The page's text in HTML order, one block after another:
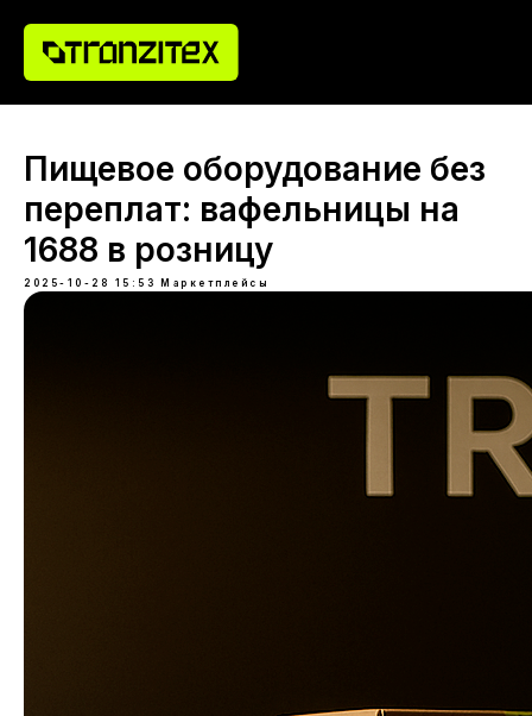
Пищевое оборудование без
переплат: вафельницы на
1688 в розницу
2025-10-28 15:53 Маркетплейсы